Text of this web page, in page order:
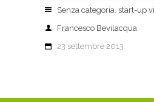
Senza categoria, start-up
Francesco Bevilacqua
23 settembre 2013